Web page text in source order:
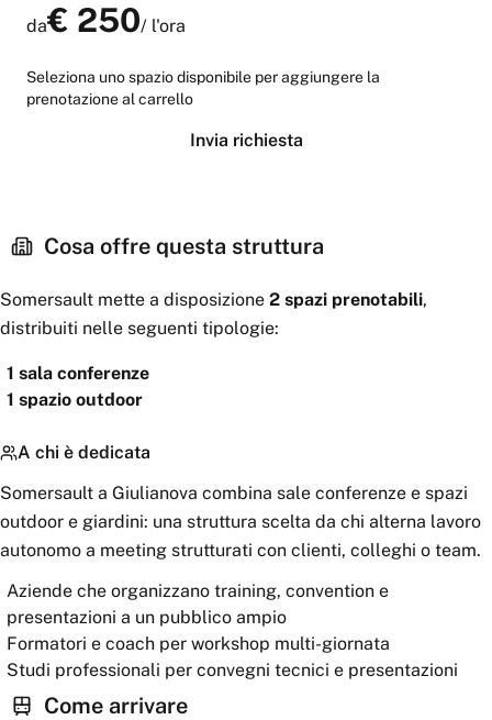
Cosa offre questa struttura
Somersault mette a disposizione 2 spazi prenotabili,
distribuiti nelle seguenti tipologie:
1 sala conferenze
1 spazio outdoor
A chi è dedicata
Somersault a Giulianova combina sale conferenze e spazi
outdoor e giardini: una struttura scelta da chi alterna lavoro
autonomo a meeting strutturati con clienti, colleghi o team.
Aziende che organizzano training, convention e
presentazioni a un pubblico ampio
Formatori e coach per workshop multi-giornata
Studi professionali per convegni tecnici e presentazioni
Come arrivare
da€ 250/ l'ora
Seleziona uno spazio disponibile per aggiungere la
prenotazione al carrello
Invia richiesta